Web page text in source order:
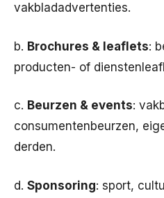
vakbladadvertenties.
b. Brochures & leaflets:
producten- of
c. Beurzen & events:
consumentenbeurzen,
derden.
d. Sponsoring: sport,